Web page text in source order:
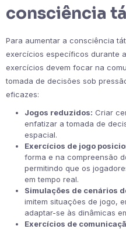
consciência
Para aumentar a consciência
exercícios específicos durante
exercícios devem focar na
tomada de decisões sob
eficazes:
Jogos reduzidos: Criar
enfatizar a tomada de
espacial.
Exercícios de jogo
forma e na compreensão
permitindo que os
em tempo real.
Simulações de cenários
imitem situações de jogo,
adaptar-se às dinâmicas
Exercícios de